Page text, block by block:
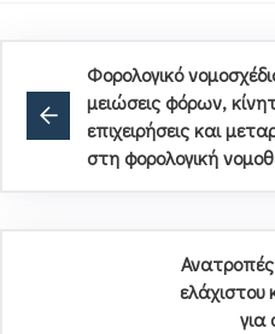
Φορολογικό
μειώσεις φόρων,
επιχειρήσεις και
στη φορολογική
ελάχιστου
για